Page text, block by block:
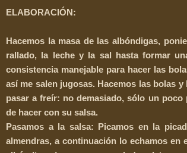
ELABORACIÓN:
Hacemos la masa de las albóndigas,
rallado, la leche y la sal hasta formar
consistencia manejable para hacer las
así me salen jugosas. Hacemos las bolas
pasar a freír: no demasiado, sólo un poco
de hacer con su salsa.
Pasamos a la salsa: Picamos en la
almendras, a continuación lo echamos en